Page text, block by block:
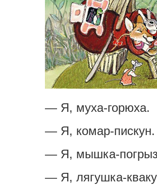
— Я, муха-горюха.
— Я, комар-пискун.
— Я, мышка-
— Я, лягушка-